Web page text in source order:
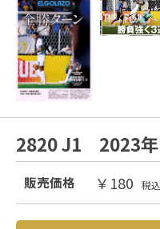
2820 J1 2023年
販売価格 ￥180 税込